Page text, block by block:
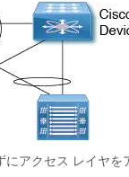
にアクセス レイヤ